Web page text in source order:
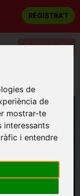
de
de
mostrar-te
interessants
i entendre
REGISTRA'T
Categories